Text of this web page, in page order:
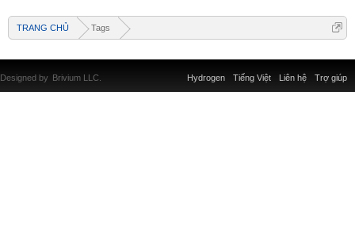
TRANG CHỦ Tags
Liên hệ Trợ giúp
Hydrogen Tiếng Việt
Designed by Brivium LLC.